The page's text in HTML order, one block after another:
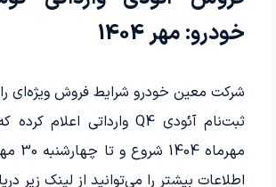
خودرو: مهر 1404
شرکت معین خودرو شرایط فروش ویژه‌ای
اطلاعات بیشتر را می‌توانید از لینک زیر